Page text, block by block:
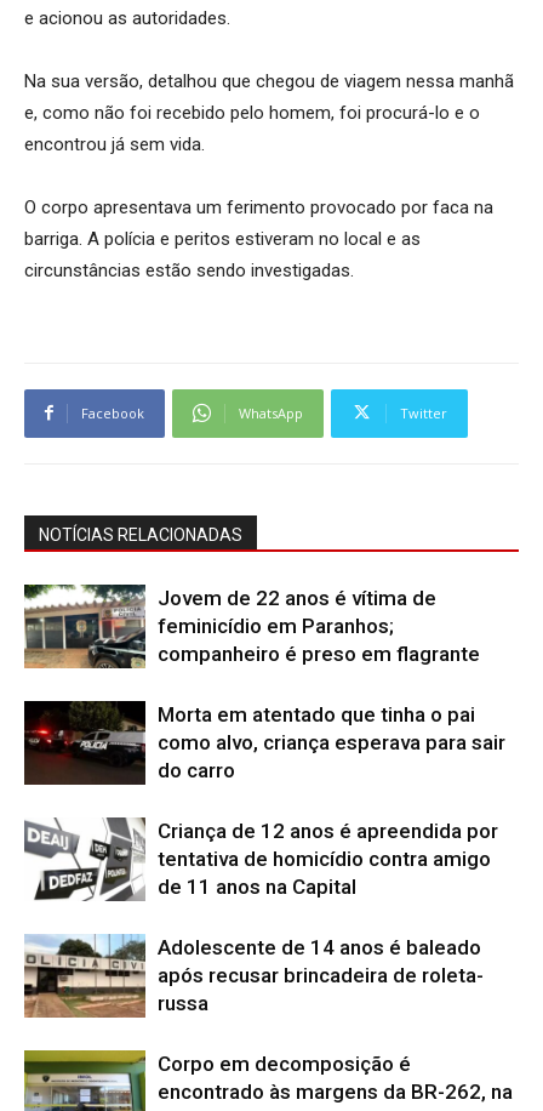
e acionou as autoridades.
Na sua versão, detalhou que chegou de viagem nessa manhã
e, como não foi recebido pelo homem, foi procurá-lo e o
encontrou já sem vida.
O corpo apresentava um ferimento provocado por faca na
barriga. A polícia e peritos estiveram no local e as
circunstâncias estão sendo investigadas.
Facebook WhatsApp Twitter
NOTÍCIAS RELACIONADAS
Jovem de 22 anos é vítima de
feminicídio em Paranhos;
companheiro é preso em flagrante
Morta em atentado que tinha o pai
como alvo, criança esperava para sair
do carro
Criança de 12 anos é apreendida por
tentativa de homicídio contra amigo
de 11 anos na Capital
Adolescente de 14 anos é baleado
após recusar brincadeira de roleta-
russa
Corpo em decomposição é
encontrado às margens da BR-262, na